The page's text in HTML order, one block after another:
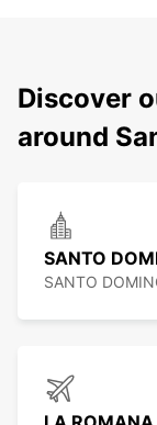
Discover
around
SANTO
SANTO